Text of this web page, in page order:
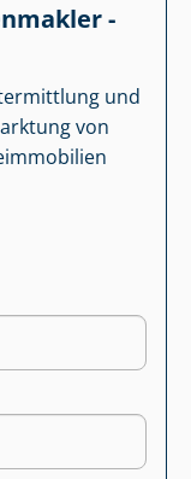
-
und
von